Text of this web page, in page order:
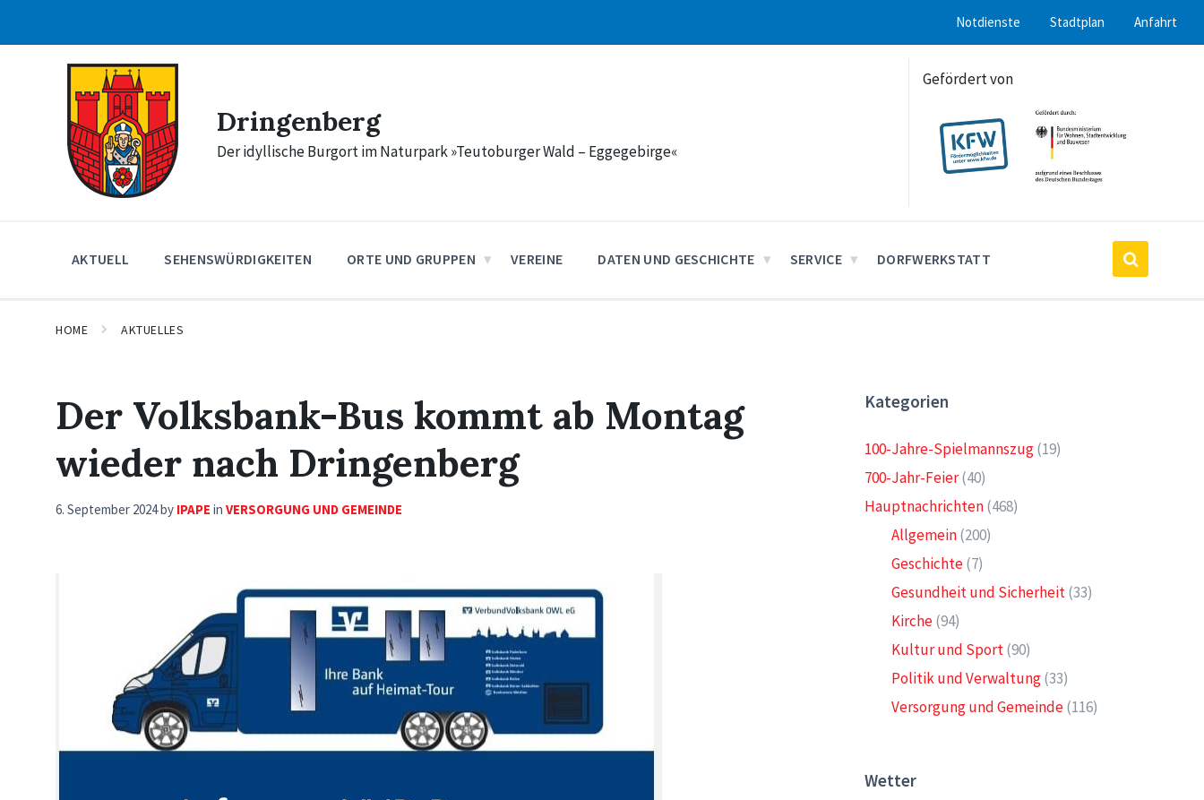
content
main
footer
Notdienste Stadtplan Anfahrt
Dringenberg
Der idyllische Burgort im Naturpark »Teutoburger Wald – Eggegebirge«
Gefördert von
AKTUELL SEHENSWÜRDIGKEITEN ORTE UND GRUPPEN VEREINE DATEN UND GESCHICHTE SERVICE DORFWERKSTATT
HOME AKTUELLES
Der Volksbank-Bus kommt ab Montag
wieder nach Dringenberg
6. September 2024by IPAPE in VERSORGUNG UND GEMEINDE
Kategorien
100-Jahre-Spielmannszug(19)
700-Jahr-Feier(40)
Hauptnachrichten(468)
Allgemein(200)
Geschichte(7)
Gesundheit und Sicherheit(33)
Kirche(94)
Kultur und Sport(90)
Politik und Verwaltung(33)
Versorgung und Gemeinde(116)
Wetter